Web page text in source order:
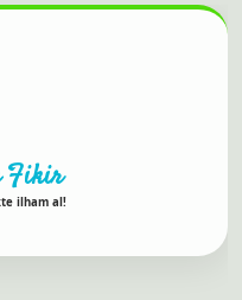
Fikir
ilham al!